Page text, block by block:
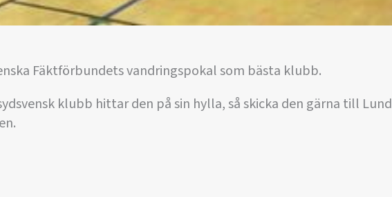
Fäktförbundets vandringspokal som bästa klubb.
klubb hittar den på sin hylla, så skicka den gärna till Lund